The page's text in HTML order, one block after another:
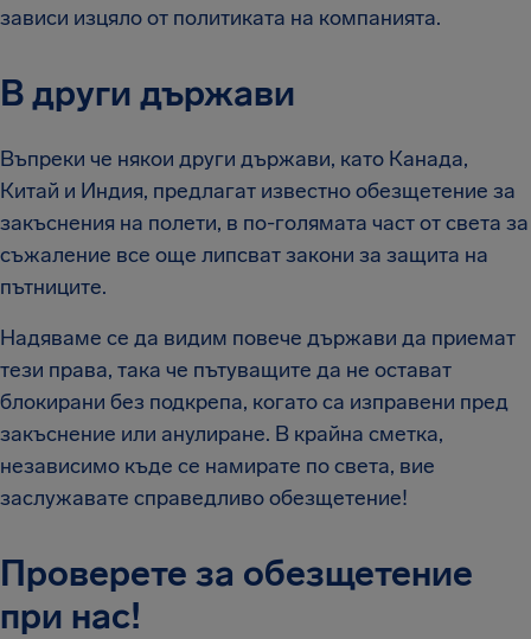
зависи изцяло от политиката на компанията.
В други държави
Въпреки че някои други държави, като Канада,
Китай и Индия, предлагат известно обезщетение за
закъснения на полети, в по-голямата част от света за
съжаление все още липсват закони за защита на
пътниците.
Надяваме се да видим повече държави да приемат
тези права, така че пътуващите да не остават
блокирани без подкрепа, когато са изправени пред
закъснение или анулиране. В крайна сметка,
независимо къде се намирате по света, вие
заслужавате справедливо обезщетение!
Проверете за обезщетение
при нас!